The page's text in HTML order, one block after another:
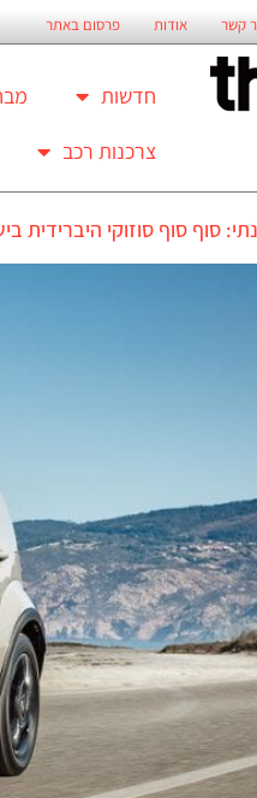
קשר אודות פרסום באתר
חדשות
צרכנות רכב
סוף סוף סוזוקי היברידית